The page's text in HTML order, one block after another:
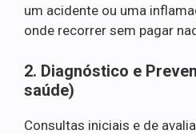
um acidente ou uma
onde recorrer sem pagar
2. Diagnóstico e
saúde)
Consultas iniciais e de